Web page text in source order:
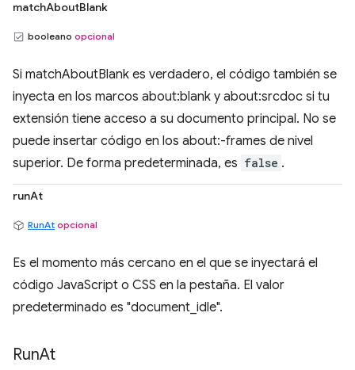
matchAboutBlank
booleano opcional
Si matchAboutBlank es verdadero, el código también se
inyecta en los marcos about:blank y about:srcdoc si tu
extensión tiene acceso a su documento principal. No se
puede insertar código en los about:-frames de nivel
superior. De forma predeterminada, es false .
runAt
RunAt opcional
Es el momento más cercano en el que se inyectará el
código JavaScript o CSS en la pestaña. El valor
predeterminado es "document_idle".
RunAt